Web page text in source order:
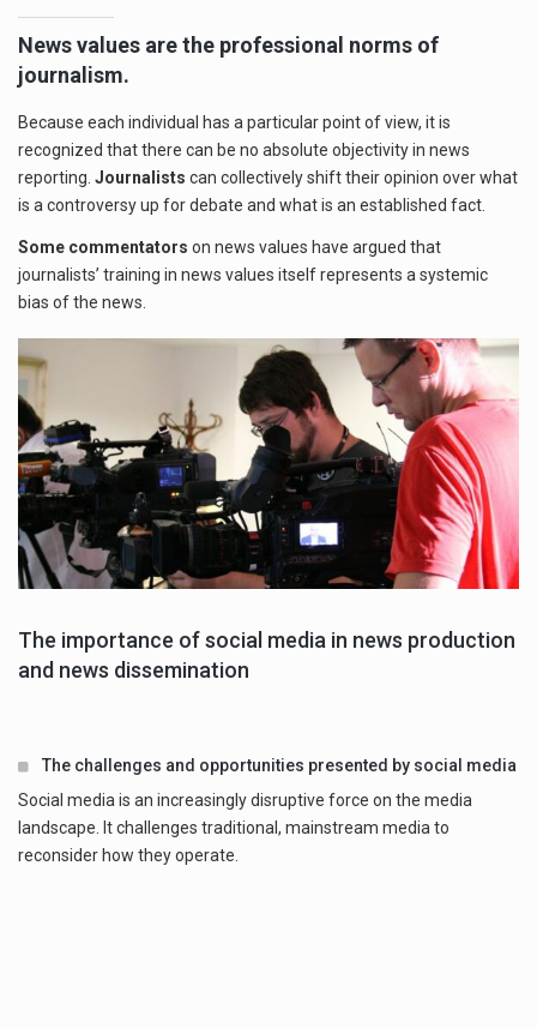
News values are the professional norms of
journalism.
Because each individual has a particular point of view, it is
recognized that there can be no absolute objectivity in news
reporting. Journalists can collectively shift their opinion over what
is a controversy up for debate and what is an established fact.
Some commentators on news values have argued that
journalists’ training in news values itself represents a systemic
bias of the news.
The importance of social media in news production
and news dissemination
The challenges and opportunities presented by social media
Social media is an increasingly disruptive force on the media
landscape. It challenges traditional, mainstream media to
reconsider how they operate.